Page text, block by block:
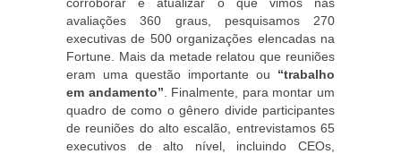
avaliações 360 graus, pesquisamos 270
executivas de 500 organizações elencadas na
Fortune. Mais da metade relatou que reuniões
eram uma questão importante ou “trabalho
em andamento” . Finalmente, para montar um
quadro de como o gênero divide participantes
de reuniões do alto escalão, entrevistamos 65
executivos de alto nível, incluindo CEOs,